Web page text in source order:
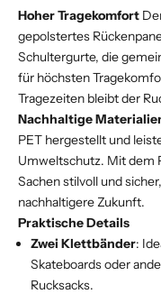
Hoher Tragekomfort
gepolstertes
Schultergurte, die
für höchsten
Tragezeiten bleibt der
Nachhaltige
PET hergestellt und
Umweltschutz. Mit dem
Sachen stilvoll und
nachhaltigere Zukunft.
Praktische Details
Zwei Klettbänder:
Skateboards oder
Rucksacks.